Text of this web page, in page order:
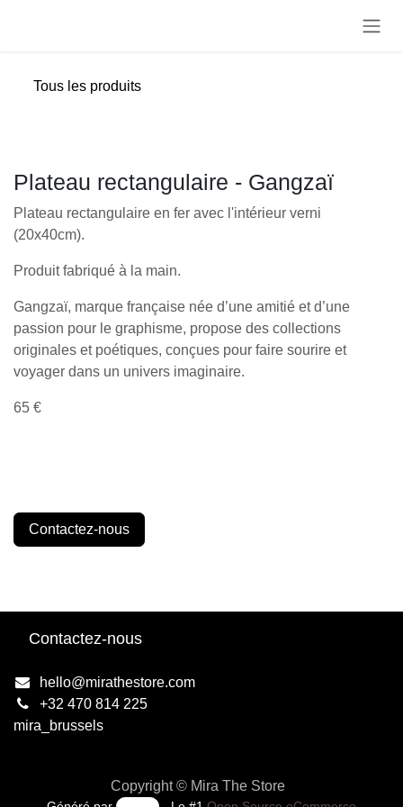
Tous les produits
Plateau rectangulaire - Gangzaï
Plateau rectangulaire en fer avec l'intérieur verni
(20x40cm).
Produit fabriqué à la main.
Gangzaï, marque française née d’une amitié et d’une
passion pour le graphisme, propose des collections
originales et poétiques, conçues pour faire sourire et
voyager dans un univers imaginaire.
65 €
Contactez-nous
Contactez-nous
hello@mirathestore.com
+32 470 814 225
mira_brussels
Copyright © Mira The Store